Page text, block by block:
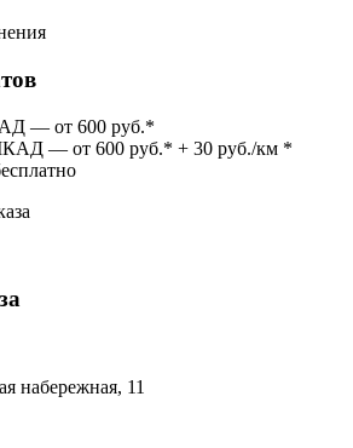
— от 600 руб.*
— от 600 руб.* + 30 руб./км *
набережная, 11